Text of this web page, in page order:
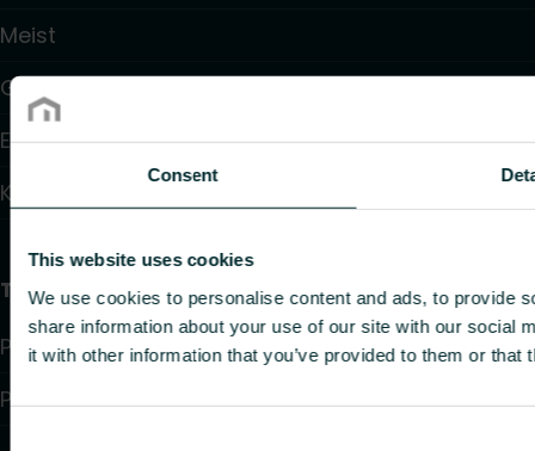
Consent
This website uses cookies
We use cookies to personalise content and ads, to provide
share information about your use of our site with our social
it with other information that you’ve provided to them or
Meist
Garantiitingimused
Edasimüüjad
Kontaktid
Teave
Privacy policy
Purchase terms and conditions